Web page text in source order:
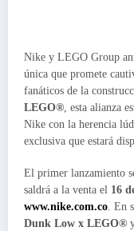
Nike y LEGO Group
única que promete
fanáticos de la
LEGO® , esta alianza
Nike con la herencia
exclusiva que estará
El primer lanzamiento
saldrá a la venta el 16
www.nike.com.co. En
Dunk Low x LEGO®